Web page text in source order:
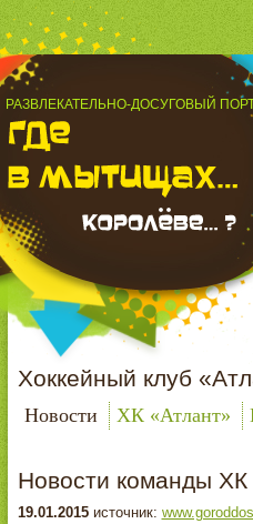
РАЗВЛЕКАТЕЛЬНО-ДОСУГОВЫЙ
Хоккейный клуб
Новости ХК «Атлант»
Новости команды ХК
19.01.2015источник: